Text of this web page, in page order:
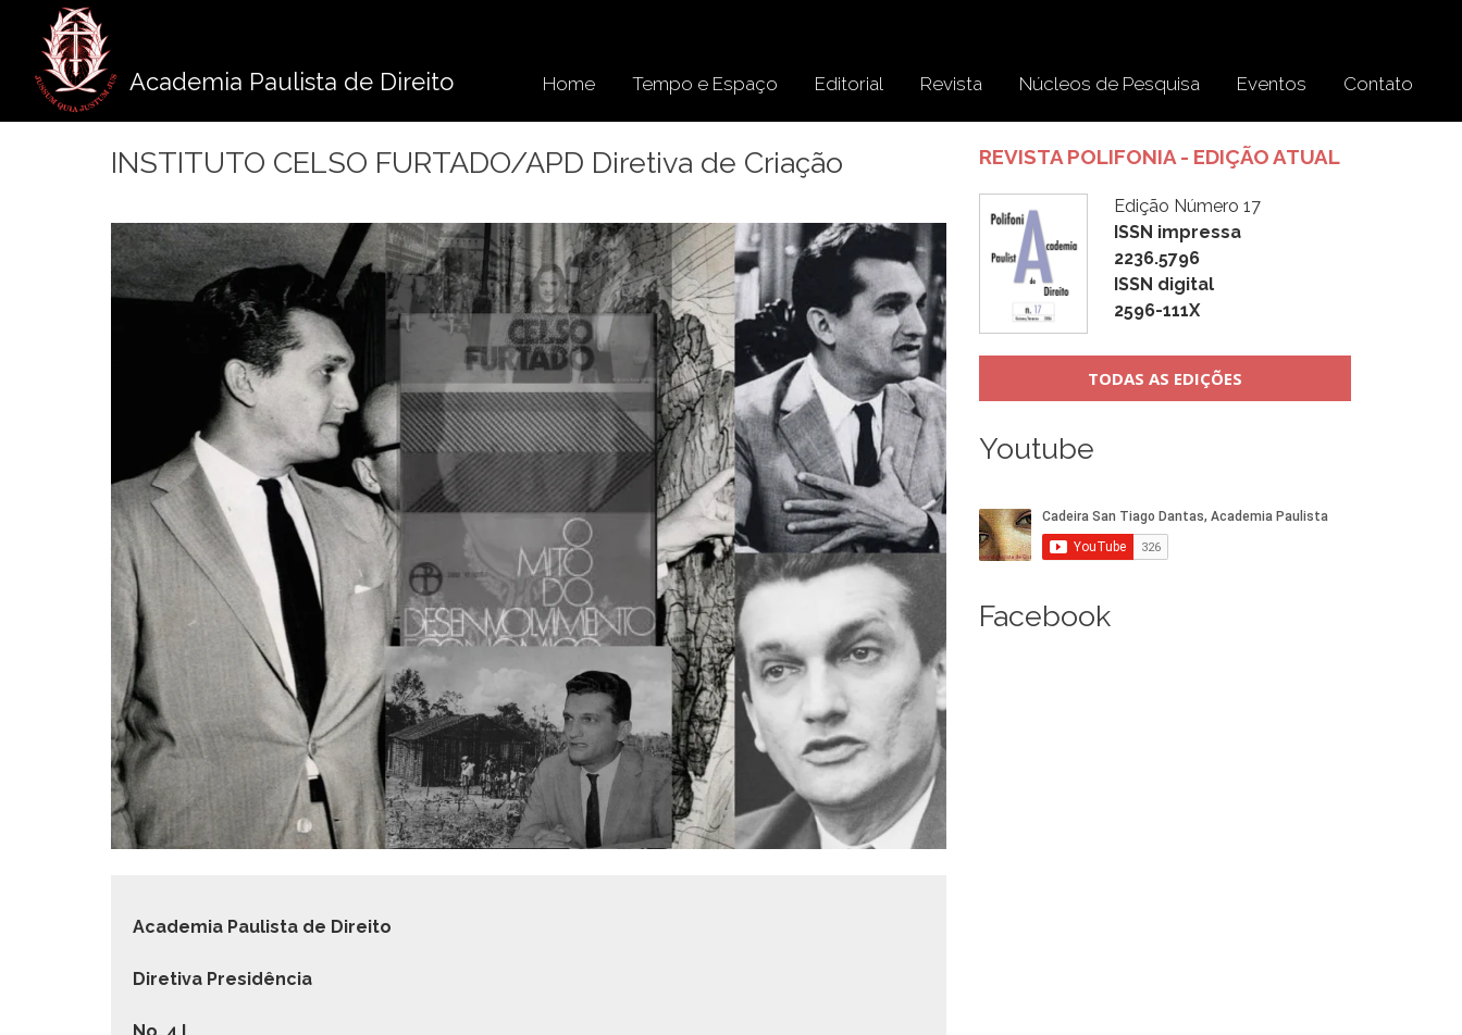
conteúdo
Academia Paulista de Direito Home Tempo e Espaço Editorial Revista Núcleos de Pesquisa Eventos Contato
INSTITUTO CELSO FURTADO/APD Diretiva de Criação
Acad­e­mia Paulista de Direito
Dire­ti­va Presidência
REVISTA POLIFONIA - EDIÇÃO ATUAL
Edição Número 17
ISSN impressa
2236.5796
ISSN digital
2596-111X
TODAS AS EDIÇÕES
Youtube
Facebook